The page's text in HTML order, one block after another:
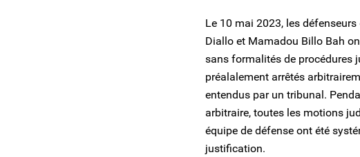
Le 10 mai 2023, les
Diallo et Mamadou Billo Bah
sans formalités de procédures
préalalement arrêtés
entendus par un tribunal.
arbitraire, toutes les motions
équipe de défense ont été
justification.